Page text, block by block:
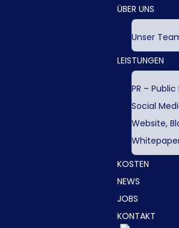
ÜBER UNS
Unser
LEISTUNGEN
PR –
Social
Website,
KOSTEN
NEWS
JOBS
KONTAKT